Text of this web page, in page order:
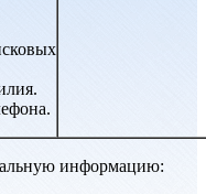
информацию: